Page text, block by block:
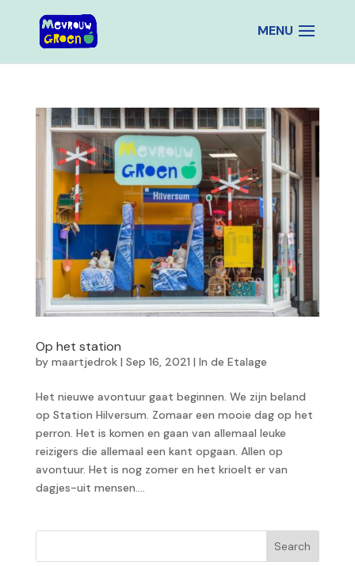
Op het station
by maartjedrok| Sep 16, 2021 | In de Etalage
Het nieuwe avontuur gaat beginnen. We zijn beland
op Station Hilversum. Zomaar een mooie dag op het
perron. Het is komen en gaan van allemaal leuke
reizigers die allemaal een kant opgaan. Allen op
avontuur. Het is nog zomer en het krioelt er van
dagjes-uit mensen....
Search